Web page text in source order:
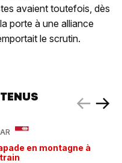
avaient toutefois, dès
porte à une alliance
le scrutin.
en montagne à